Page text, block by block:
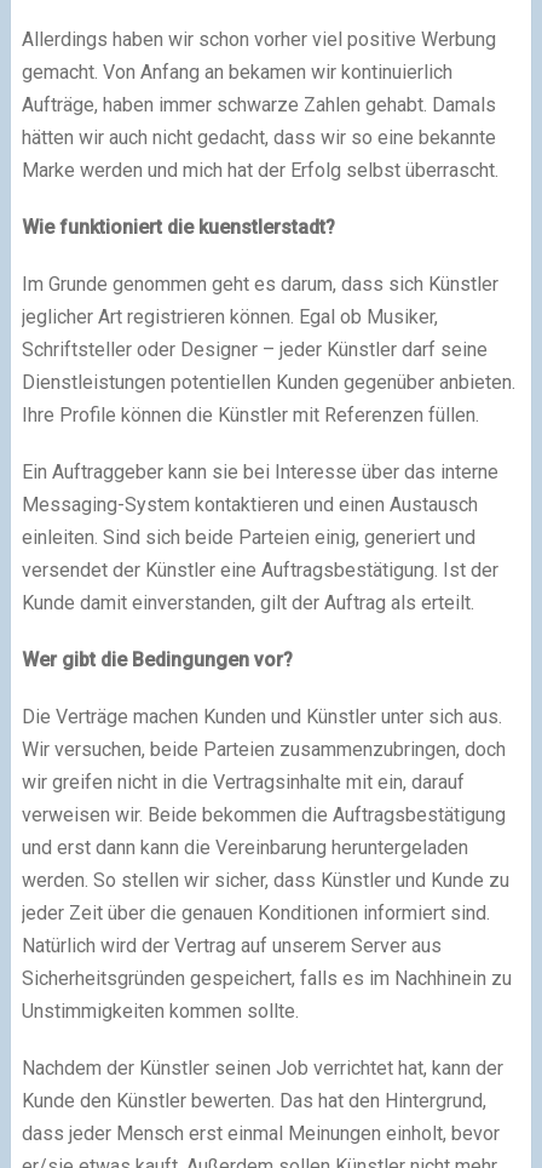
Allerdings haben wir schon vorher viel positive Werbung
gemacht. Von Anfang an bekamen wir kontinuierlich
Aufträge, haben immer schwarze Zahlen gehabt. Damals
hätten wir auch nicht gedacht, dass wir so eine bekannte
Marke werden und mich hat der Erfolg selbst überrascht.
Wie funktioniert die kuenstlerstadt?
Im Grunde genommen geht es darum, dass sich Künstler
jeglicher Art registrieren können. Egal ob Musiker,
Schriftsteller oder Designer – jeder Künstler darf seine
Dienstleistungen potentiellen Kunden gegenüber anbieten.
Ihre Profile können die Künstler mit Referenzen füllen.
Ein Auftraggeber kann sie bei Interesse über das interne
Messaging-System kontaktieren und einen Austausch
einleiten. Sind sich beide Parteien einig, generiert und
versendet der Künstler eine Auftragsbestätigung. Ist der
Kunde damit einverstanden, gilt der Auftrag als erteilt.
Wer gibt die Bedingungen vor?
Die Verträge machen Kunden und Künstler unter sich aus.
Wir versuchen, beide Parteien zusammenzubringen, doch
wir greifen nicht in die Vertragsinhalte mit ein, darauf
verweisen wir. Beide bekommen die Auftragsbestätigung
und erst dann kann die Vereinbarung heruntergeladen
werden. So stellen wir sicher, dass Künstler und Kunde zu
jeder Zeit über die genauen Konditionen informiert sind.
Natürlich wird der Vertrag auf unserem Server aus
Sicherheitsgründen gespeichert, falls es im Nachhinein zu
Unstimmigkeiten kommen sollte.
Nachdem der Künstler seinen Job verrichtet hat, kann der
Kunde den Künstler bewerten. Das hat den Hintergrund,
dass jeder Mensch erst einmal Meinungen einholt, bevor